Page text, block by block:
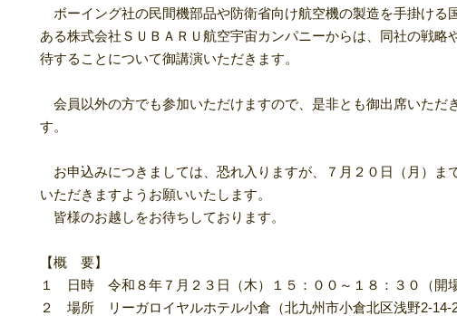
ボーイング社の民間機部品や防衛省向け航空機の製造を手掛ける
ある株式会社ＳＵＢＡＲＵ航空宇宙カンパニーからは、同社の戦略
待することについて御講演いただきます。
会員以外の方でも参加いただけますので、是非とも御出席いただ
す。
お申込みにつきましては、恐れ入りますが、７月２０日（月）ま
いただきますようお願いいたします。
皆様のお越しをお待ちしております。
【概 要】
１ 日時 令和８年７月２３日（木）１５：００～１８：３０（開
２ 場所 リーガロイヤルホテル小倉（北九州市小倉北区浅野2-14-2